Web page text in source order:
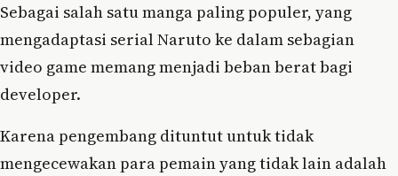
Sebagai salah satu manga paling populer, yang
mengadaptasi serial Naruto ke dalam sebagian
video game memang menjadi beban berat bagi
developer.
Karena pengembang dituntut untuk tidak
mengecewakan para pemain yang tidak lain adalah